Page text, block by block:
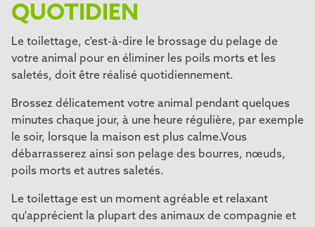
QUOTIDIEN
Le toilettage, c'est-à-dire le brossage du pelage de
votre animal pour en éliminer les poils morts et les
saletés, doit être réalisé quotidiennement.
Brossez délicatement votre animal pendant quelques
minutes chaque jour, à une heure régulière, par exemple
le soir, lorsque la maison est plus calme.Vous
débarrasserez ainsi son pelage des bourres, nœuds,
poils morts et autres saletés.
Le toilettage est un moment agréable et relaxant
qu'apprécient la plupart des animaux de compagnie et